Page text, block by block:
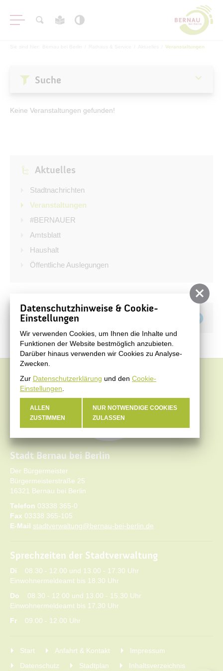
Aktuelles
Amtsblatt
Haushalt
Öffentliche Auslegungen
Bürgerservice
Bürgerinformation
Stadtverwaltung
Veranstaltungen
Keine Veranstaltungen gefunden!
Suche
Aktuelles
Stadtnachrichten
Veranstaltungen
#BERNAUER
Amtsblatt
Haushalt
Öffentliche Auslegungen
Teilen auf
Stadt Bernau bei Berlin
Der Bürgermeister
Bürgermeisterstraße 25
16321 Bernau bei Berlin
Telefon 03338 365-0
Fax 03338 365-105
E-Mail stadtverwaltung@bernau-bei-berlin.de
Sprechzeiten der Stadtverwaltung
Di 08.30 - 12.00 und 13.00 - 17.30 Uhr
Einwohnermeldeamt bis 18.30 Uhr
Do 08.30 - 12.00 und 13.00 - 15.30 Uhr
Einwohnermeldeamt bis 17.30 Uhr
Fr 09.00 - 12.00 Uhr
Start Anfahrt & Kontakt
Impressum
Datenschutz
Stadtplan Inhaltsverzeichnis
Datenschutzhinweise & Cookie-
Einstellungen
Wir verwenden Cookies, um Ihnen die Inhalte und
Funktionen der Website bestmöglich anzubieten.
Darüber hinaus verwenden wir Cookies zu Analyse-
Zwecken.
Zur Datenschutzerklärung und den Cookie-
Einstellungen
ALLEN
ZUSTIMMEN
NUR NOTWENDIGE COOKIES
ZULASSEN